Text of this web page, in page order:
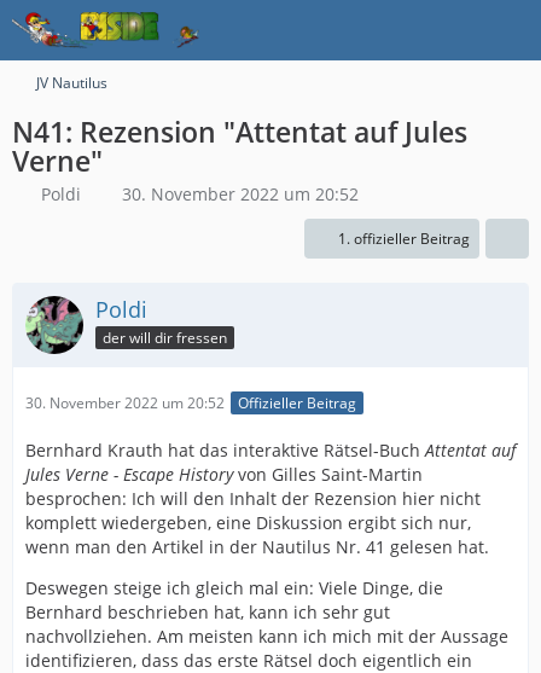
JV Nautilus
N41: Rezension "Attentat auf Jules
Verne"
Poldi 30. November 2022 um 20:52
1. offizieller Beitrag
Poldi
der will dir fressen
30. November 2022 um 20:52 Offizieller Beitrag
Bernhard Krauth hat das interaktive Rätsel-BuchAttentat auf
Jules Verne - Escape Historyvon Gilles Saint-Martin
besprochen: Ich will den Inhalt der Rezension hier nicht
komplett wiedergeben, eine Diskussion ergibt sich nur,
wenn man den Artikel in der Nautilus Nr. 41 gelesen hat.
Deswegen steige ich gleich mal ein: Viele Dinge, die
Bernhard beschrieben hat, kann ich sehr gut
nachvollziehen. Am meisten kann ich mich mit der Aussage
identifizieren, dass das erste Rätsel doch eigentlich ein